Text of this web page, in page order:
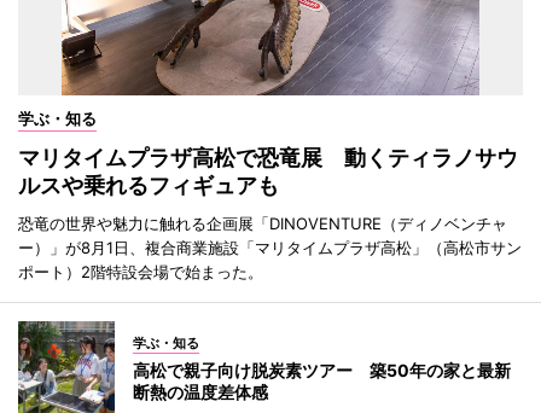
学ぶ・知る
マリタイムプラザ高松で恐竜展 動くティラノサウ
ルスや乗れるフィギュアも
恐竜の世界や魅力に触れる企画展「DINOVENTURE（ディノベンチャ
ー）」が8月1日、複合商業施設「マリタイムプラザ高松」（高松市サン
ポート）2階特設会場で始まった。
学ぶ・知る
高松で親子向け脱炭素ツアー 築50年の家と最新
断熱の温度差体感